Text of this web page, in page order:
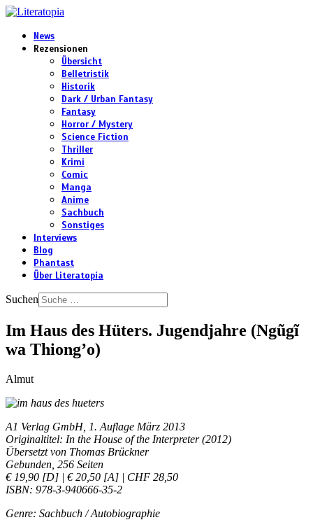
News
Rezensionen
Übersicht
Belletristik
Historik
Dark / Urban Fantasy
Fantasy
Horror / Mystery
Science Fiction
Thriller
Krimi
Comic
Manga
Anime
Sachbuch
Sonstiges
Interviews
Blog
Phantast
Über Literatopia
Suchen
Im Haus des Hüters. Jugendjahre (Ngũgĩ
wa Thiong’o)
Almut
A1 Verlag GmbH, 1. Auflage März 2013
Originaltitel: In the House of the Interpreter (2012)
Übersetzt von Thomas Brückner
Gebunden, 256 Seiten
€ 19,90 [D] | € 20,50 [A] | CHF 28,50
ISBN: 978-3-940666-35-2
Genre: Sachbuch / Autobiographie